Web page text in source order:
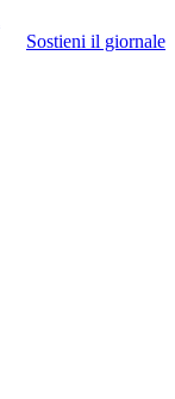
Sostieni il giornale